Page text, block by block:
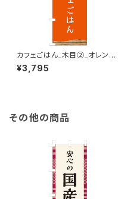
カフェごはん_木目②_オレンジ
のぼり旗
¥3,795
その他の商品